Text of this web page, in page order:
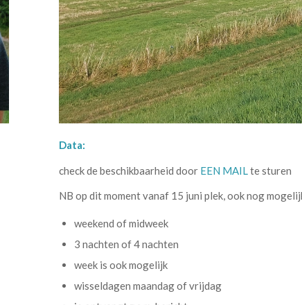
Data:
check de beschikbaarheid door EEN MAILte sturen
NB op dit moment vanaf 15 juni plek, ook nog
weekend of midweek
3 nachten of 4 nachten
week is ook mogelijk
wisseldagen maandag of vrijdag